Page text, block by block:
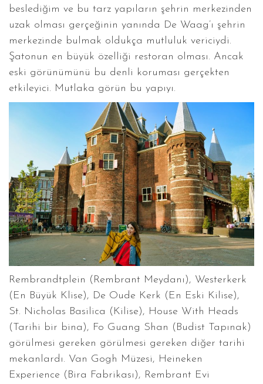
beslediğim ve bu tarz yapıların şehrin merkezinden
uzak olması gerçeğinin yanında De Waag’ı şehrin
merkezinde bulmak oldukça mutluluk vericiydi.
Şatonun en büyük özelliği restoran olması. Ancak
eski görünümünü bu denli koruması gerçekten
etkileyici. Mutlaka görün bu yapıyı.
Rembrandtplein (Rembrant Meydanı), Westerkerk
(En Büyük Klise), De Oude Kerk (En Eski Kilise),
St. Nicholas Basilica (Kilise), House With Heads
(Tarihi bir bina), Fo Guang Shan (Budist Tapınak)
görülmesi gereken görülmesi gereken diğer tarihi
mekanlardı. Van Gogh Müzesi, Heineken
Experience (Bira Fabrikası), Rembrant Evi